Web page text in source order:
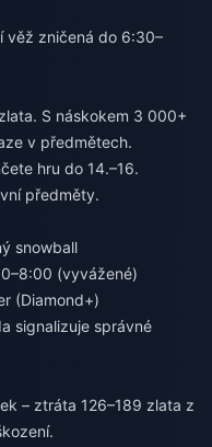
věž zničená do 6:30–
S náskokem 3 000+
v předmětech.
hru do 14.–16.
předměty.
snowball
(vyvážené)
(Diamond+)
signalizuje správné
– ztráta 126–189 zlata z